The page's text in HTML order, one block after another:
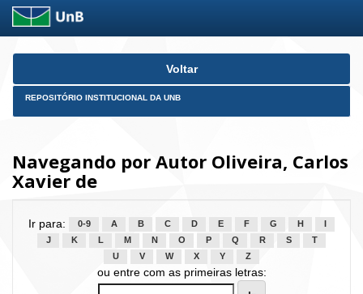
Skip
Voltar
REPOSITÓRIO INSTITUCIONAL DA UNB
Navegando por Autor Oliveira, Carlos
Xavier de
Ir para: 0-9 A B C D E F G H
J
K L M N O P Q R S
T
U
V W X Y Z
ou entre com as primeiras letras: